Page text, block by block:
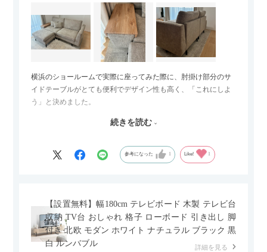
横浜のショールームで実際に座ってみた際に、肘掛け部分のサ
イドテーブルがとても便利でデザイン性も高く、「これにしよ
う」と決めました。
サイズは2.5人掛けですが、幅184cmとコンパクトなので圧迫感
グとのバランスもぴったりで、リビング全体がすっきり見えま
ないのもお気に入りのポイントです。さらに、わが家はソファ
の後ろ側を通ることも多い間取りなので、背面まできれいに仕
上げられているデザインも気に入っています。どの角度から見
ても美しく、空間の印象を損ないません。
続きを読む
参考になった Like!
【設置無料】幅180cm テレビボード 木製 テレビ台
収納 TV台 おしゃれ 格子 ローボード 引き出し 脚
付き 北欧 モダン ホワイト ナチュラル ブラック 黒
白 ルンバブル
詳細を見る